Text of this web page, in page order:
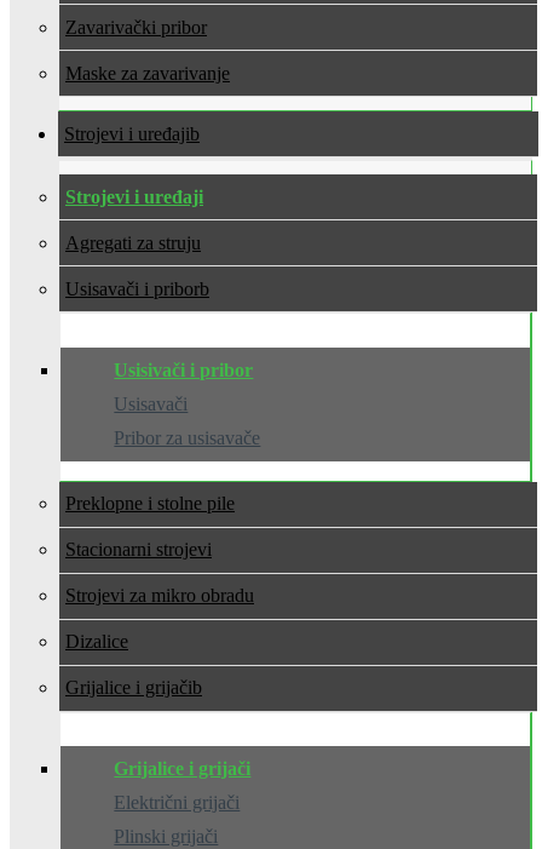
Zavarivački pribor
Maske za zavarivanje
Strojevi i uređaji
Strojevi i uređaji
Agregati za struju
Usisavači i pribor
Usisivači i pribor
Usisavači
Pribor za usisavače
Preklopne i stolne pile
Stacionarni strojevi
Strojevi za mikro obradu
Dizalice
Grijalice i grijači
Grijalice i grijači
Električni grijači
Plinski grijači